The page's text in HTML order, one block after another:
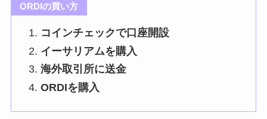
ORDIの買い方
コインチェックで口座開設
イーサリアムを購入
海外取引所に送金
ORDIを購入